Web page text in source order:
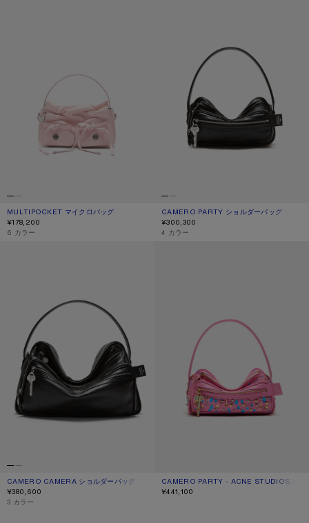
MULTIPOCKET マイクロバッグ
現在の色： パウダーピンク
価格: ¥178,200.
¥178,200
,6 カラー
CAMERO PARTY ショルダーバッグ
現在の色： ブラック
価格: ¥300,300.
¥300,300
,4 カラー
CAMERO CAMERA ショルダーバッグ
現在の色： ブラック
価格: ¥380,600.
¥380,600
,3 カラー
CAMERO PARTY - ACNE STUDIOS X
現在の色： バブルピンク
価格: ¥441,100.
¥441,100